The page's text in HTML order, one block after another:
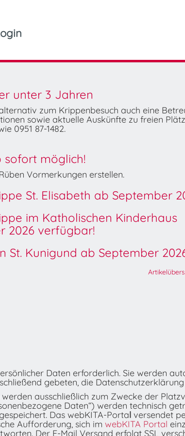
unter 3 Jahren
zum Krippenbesuch auch eine
sowie aktuelle Auskünfte zu freien
0951 87-1482.
sofort möglich!
Vormerkungen erstellen.
St. Elisabeth ab September
im Katholischen Kinderhaus
2026 verfügbar!
St. Kunigund ab September
Daten erforderlich. Sie werden
gebeten, die
ausschließlich zum Zwecke der
Daten“) werden technisch
gespeichert. Das webKITA-Portal versendet
Aufforderung, sich im webKITA Portal
Der E-Mail Versand erfolgt SSL